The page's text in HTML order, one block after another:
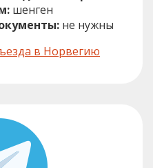
шенген
не нужны
в Норвегию